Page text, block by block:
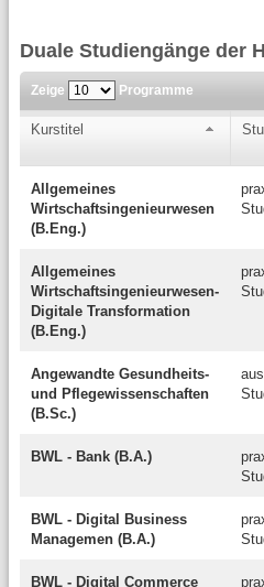
Duale Studiengänge der
Zeige Programme
Kurstitel
Allgemeines
Wirtschaftsingenieurwesen
(B.Eng.)
Allgemeines
Wirtschaftsingenieurwesen-
Digitale Transformation
(B.Eng.)
Angewandte Gesundheits-
und Pflegewissenschaften
(B.Sc.)
BWL - Bank (B.A.)
BWL - Digital Business
Managemen (B.A.)
BWL - Digital Commerce